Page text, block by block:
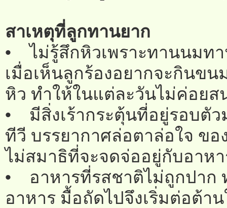
สาเหตุที่ลูกทานยาก
• ไม่รู้สึกหิวเพราะทานนม
เมื่อเห็นลูกร้องอยากจะกินข
หิว ทำให้ในแต่ละวันไม่ค่อย
• มีสิ่งเร้ากระตุ้นที่อยู่รอบตัว
ทีวี บรรยากาศล่อตาล่อใจ ข
ไม่สมาธิที่จะจดจ่ออยู่กับอาห
• อาหารที่รสชาติไม่ถูกปาก
อาหาร มื้อถัดไปจึงเริ่มต่อต้า